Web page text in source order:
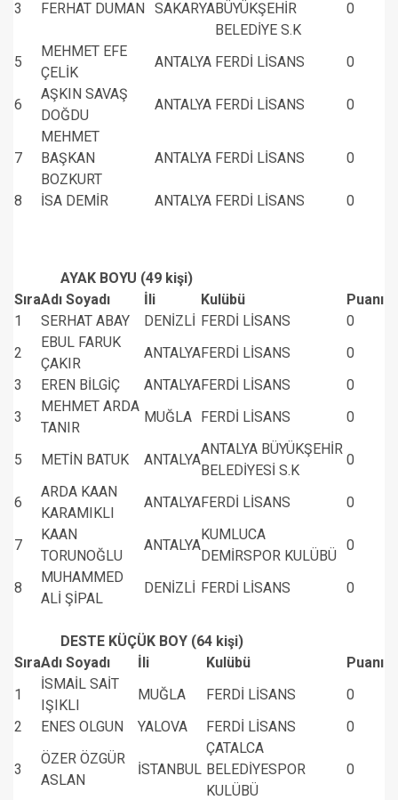
3 FERHAT DUMAN SAKARYABÜYÜKŞEHİR
BELEDİYE S.K
0
5
MEHMET EFE
ÇELİK
ANTALYA FERDİ LİSANS 0
6
AŞKIN SAVAŞ
DOĞDU
ANTALYA FERDİ LİSANS 0
7
MEHMET
BAŞKAN
BOZKURT
ANTALYA FERDİ LİSANS 0
8 İSA DEMİR ANTALYA FERDİ LİSANS 0
AYAK BOYU (49 kişi)
SıraAdı Soyadı İli Kulübü
Puanı
1
SERHAT ABAY DENİZLİ FERDİ LİSANS
0
2
EBUL FARUK
ÇAKIR
ANTALYAFERDİ LİSANS
0
3
EREN BİLGİÇ ANTALYAFERDİ LİSANS
0
3
MEHMET ARDA
TANIR
MUĞLA FERDİ LİSANS 0
5 METİN BATUK ANTALYA
ANTALYA BÜYÜKŞEHİR
BELEDİYESİ S.K
0
6
ARDA KAAN
KARAMIKLI
ANTALYAFERDİ LİSANS 0
7
KAAN
TORUNOĞLU
ANTALYA
KUMLUCA
DEMİRSPOR KULÜBÜ
0
8
MUHAMMED
ALİ ŞİPAL
DENİZLİ FERDİ LİSANS 0
DESTE KÜÇÜK BOY (64 kişi)
SıraAdı Soyadı İli Kulübü
Puanı
1
İSMAİL SAİT
IŞIKLI
MUĞLA FERDİ LİSANS
0
2
ENES OLGUN YALOVA FERDİ LİSANS 0
3
ÖZER ÖZGÜR
ASLAN
İSTANBUL
ÇATALCA
BELEDİYESPOR
KULÜBÜ
0